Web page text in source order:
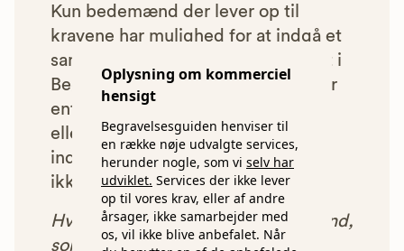
Oplysning om kommerciel
hensigt
Begravelsesguiden henviser til
en række nøje udvalgte services,
herunder nogle, som vi selv har
udviklet. Services der ikke lever
op til vores krav, eller af andre
årsager, ikke samarbejder med
os, vil ikke blive anbefalet. Når
Kun bedemænd der lever op til
kravene har mulighed for at indgå et
samarbejde med os om at blive vist i
Begravelsesguiden. Bedemænd der
enten ikke lever op til vores krav,
eller som af andre årsager ikke har
indgået et samarbejde med os, vil
ikke blive vist i vores anbefalinger.
Hver gang du benytter en bedemand,
som vi har godkendt, anbefalet og